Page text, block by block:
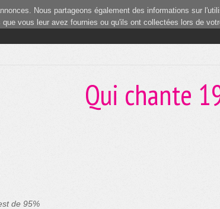
Qui chante
de 95%
Nous partageons également des informations sur
vous leur avez fournies ou qu'ils ont collectées lors de